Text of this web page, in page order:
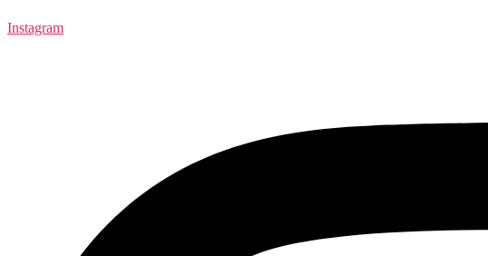
Instagram